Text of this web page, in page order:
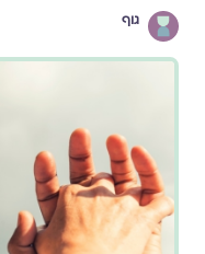
גוף